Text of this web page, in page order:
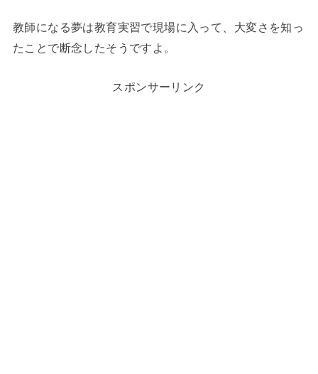
教師になる夢は教育実習で現場に入って、大変さを知っ
たことで断念したそうですよ。
スポンサーリンク